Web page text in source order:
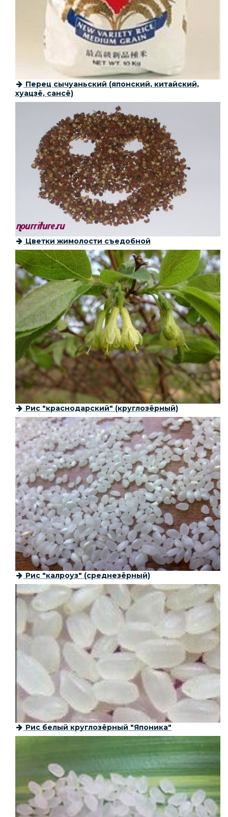
Перец сычуаньский (японский, китайский,
хуацзё, сансё)
Цветки жимолости съедобной
Рис "краснодарский" (круглозёрный)
Рис "калроуз" (среднезёрный)
Рис белый круглозёрный "Японика"